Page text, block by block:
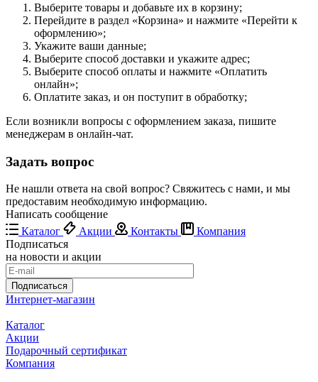
Выберите товары и добавьте их в корзину;
Перейдите в раздел «Корзина» и нажмите «Перейти к
оформлению»;
Укажите ваши данные;
Выберите способ доставки и укажите адрес;
Выберите способ оплаты и нажмите «Оплатить
онлайн»;
Оплатите заказ, и он поступит в обработку;
Если возникли вопросы с оформлением заказа, пишите
менеджерам в онлайн-чат.
Задать вопрос
Не нашли ответа на свой вопрос? Свяжитесь с нами, и мы
предоставим необходимую информацию.
Написать сообщение
Каталог
Акции Контакты
Компания
Подписаться
на новости и акции
Подписаться
Интернет-магазин
Каталог
Акции
Подарочный сертификат
Компания